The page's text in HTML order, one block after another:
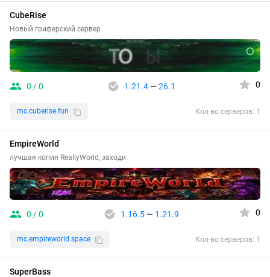
CubeRise
Новый гриферский сервер
0 / 0 1.21.4— 26.1 0
mc.cuberise.fun Кол-во серверов: 1
EmpireWorld
лучшая копия ReallyWorld, заходи
0 / 0 1.16.5— 1.21.9 0
mc.empireworld.space Кол-во серверов: 1
SuperBass